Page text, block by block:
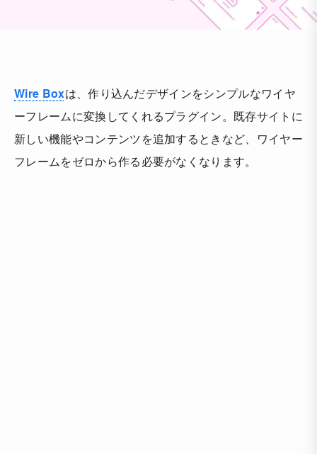
Wire Boxは、作り込んだデザインをシンプルなワイヤ
ーフレームに変換してくれるプラグイン。既存サイトに
新しい機能やコンテンツを追加するときなど、ワイヤー
フレームをゼロから作る必要がなくなります。